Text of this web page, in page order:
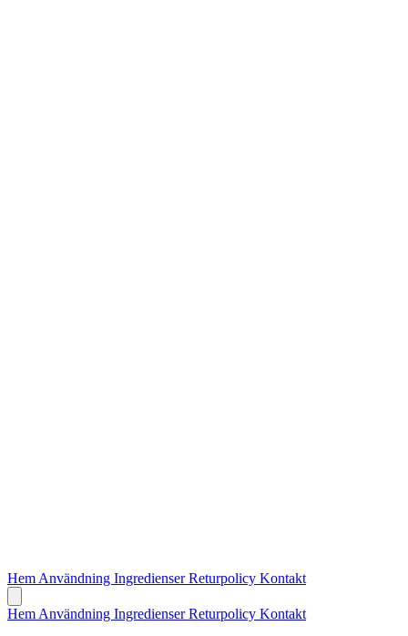
Hem Användning IngredienserReturpolicy Kontakt
Hem Användning IngredienserReturpolicy Kontakt